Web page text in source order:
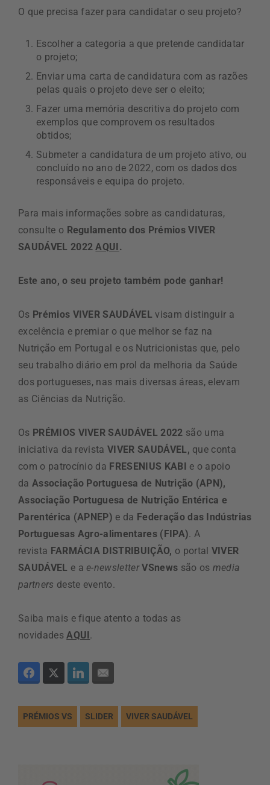
O que precisa fazer para candidatar o seu projeto?
Escolher a categoria a que pretende candidatar
o projeto;
Enviar uma carta de candidatura com as razões
pelas quais o projeto deve ser o eleito;
Fazer uma memória descritiva do projeto com
exemplos que comprovem os resultados
obtidos;
Submeter a candidatura de um projeto ativo, ou
concluído no ano de 2022, com os dados dos
responsáveis e equipa do projeto.
Para mais informações sobre as candidaturas,
consulte o Regulamento dos Prémios VIVER
SAUDÁVEL 2022AQUI .
Este ano, o seu projeto também pode ganhar!
Os Prémios VIVER SAUDÁVEL visam distinguir a
excelência e premiar o que melhor se faz na
Nutrição em Portugal e os Nutricionistas que, pelo
seu trabalho diário em prol da melhoria da Saúde
dos portugueses, nas mais diversas áreas, elevam
as Ciências da Nutrição.
Os PRÉMIOS VIVER SAUDÁVEL 2022 são uma
iniciativa da revistaVIVER SAUDÁVEL, que conta
com o patrocínio da FRESENIUS KABI e o apoio
da Associação Portuguesa de Nutrição (APN),
Associação Portuguesa de Nutrição Entérica e
Parentérica (APNEP) e da Federação das Indústrias
Portuguesas Agro-alimentares (FIPA). A
revista FARMÁCIA DISTRIBUIÇÃO, o portal VIVER
SAUDÁVEL e a e-newsletter VSnews são os media
partners deste evento.
Saiba mais e fique atento a todas as
novidadesAQUI .
PRÉMIOS VS SLIDER VIVER SAUDÁVEL